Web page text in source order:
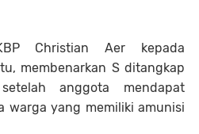
Christian Aer kepada
membenarkan S ditangkap
anggota mendapat
warga yang memiliki amunisi